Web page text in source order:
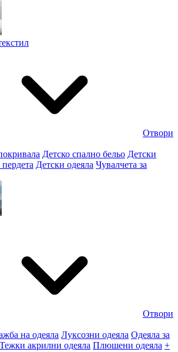
Отвори
Детско спално бельо Детски
Детски одеяла Чувалчета за
Отвори
на одеяла Луксозни одеяла Одеяла за
Тежки акрилни одеяла Плюшени одеяла +